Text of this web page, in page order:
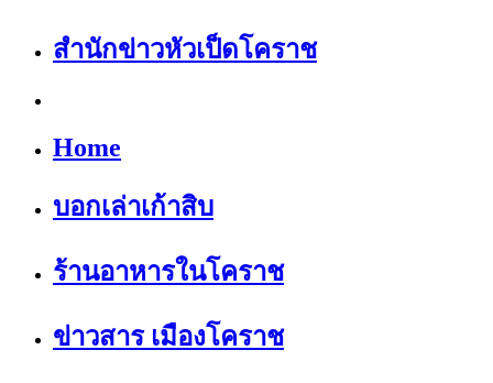
สำนักข่าวหัวเป็ดโคราช
Home
บอกเล่าเก้าสิบ
ร้านอาหารในโคราช
ข่าวสาร เมืองโคราช